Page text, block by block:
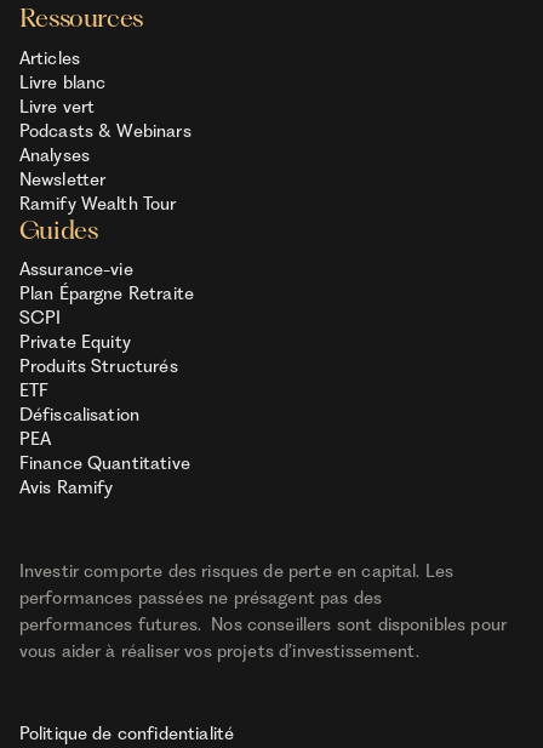
Ressources
Articles
Livre blanc
Livre vert
Podcasts & Webinars
Analyses
Newsletter
Ramify Wealth Tour
Guides
Assurance-vie
Plan Épargne Retraite
SCPI
Private Equity
Produits Structurés
ETF
Défiscalisation
PEA
Finance Quantitative
Avis Ramify
Investir comporte des risques de perte en capital. Les
performances passées ne présagent pas des
performances futures. Nos conseillers sont disponibles pour
vous aider à réaliser vos projets d’investissement.
Politique de confidentialité